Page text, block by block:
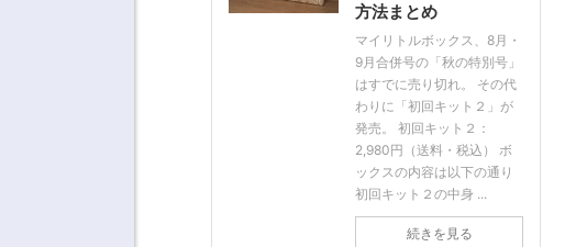
方法まとめ
マイリトルボックス、8月・
9月合併号の「秋の特別号」
はすでに売り切れ。 その代
わりに「初回キット２」が
発売。 初回キット２：
2,980円（送料・税込） ボ
ックスの内容は以下の通り
初回キット２の中身 ...
続きを見る